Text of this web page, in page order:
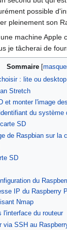
possible
pleinement son
machine
je tâcherai de
Sommaire
: lite ou
Stretch
et monter l'image
du
SD
de Raspbian sur la
SD
du
IP du Raspberry
Nmap
l'interface du routeur
via SSH au